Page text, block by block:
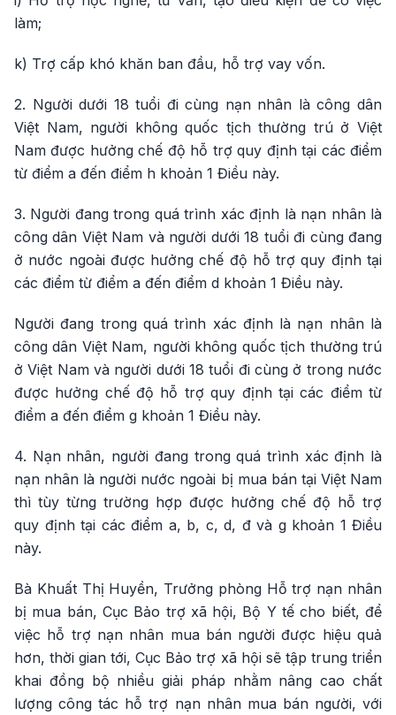
làm;
k) Trợ cấp khó khăn ban đầu, hỗ trợ vay vốn.
2. Người dưới 18 tuổi đi cùng nạn nhân là công dân
Việt Nam, người không quốc tịch thường trú ở Việt
Nam được hưởng chế độ hỗ trợ quy định tại các điểm
từ điểm a đến điểm h khoản 1 Điều này.
3. Người đang trong quá trình xác định là nạn nhân là
công dân Việt Nam và người dưới 18 tuổi đi cùng đang
ở nước ngoài được hưởng chế độ hỗ trợ quy định tại
các điểm từ điểm a đến điểm d khoản 1 Điều này.
Người đang trong quá trình xác định là nạn nhân là
công dân Việt Nam, người không quốc tịch thường trú
ở Việt Nam và người dưới 18 tuổi đi cùng ở trong nước
được hưởng chế độ hỗ trợ quy định tại các điểm từ
điểm a đến điểm g khoản 1 Điều này.
4. Nạn nhân, người đang trong quá trình xác định là
nạn nhân là người nước ngoài bị mua bán tại Việt Nam
thì tùy từng trường hợp được hưởng chế độ hỗ trợ
quy định tại các điểm a, b, c, d, đ và g khoản 1 Điều
này.
Bà Khuất Thị Huyền, Trưởng phòng Hỗ trợ nạn nhân
bị mua bán, Cục Bảo trợ xã hội, Bộ Y tế cho biết, để
việc hỗ trợ nạn nhân mua bán người được hiệu quả
hơn, thời gian tới, Cục Bảo trợ xã hội sẽ tập trung triển
khai đồng bộ nhiều giải pháp nhằm nâng cao chất
lượng công tác hỗ trợ nạn nhân mua bán người, với